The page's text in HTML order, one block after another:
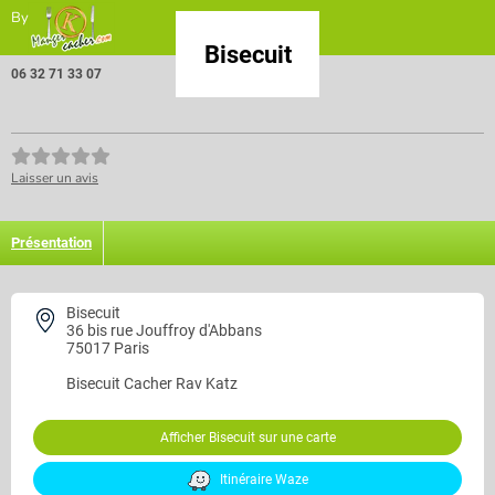
By
Bisecuit
06 32 71 33 07
Laisser un avis
Présentation
Bisecuit
36 bis rue Jouffroy d'Abbans
75017 Paris
Bisecuit Cacher Rav Katz
Afficher Bisecuit sur une carte
Itinéraire Waze